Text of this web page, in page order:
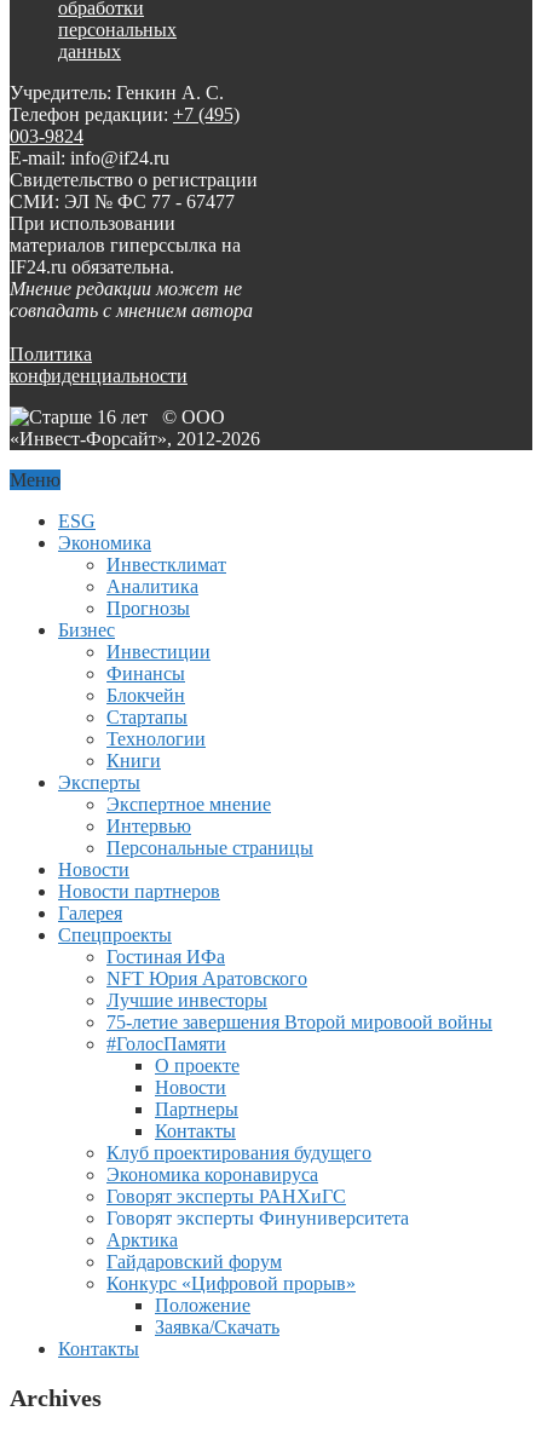
обработки
персональных
данных
Учредитель: Генкин А. С.
Телефон редакции: +7 (495)
003-9824
E-mail: info@if24.ru
Свидетельство о регистрации
СМИ: ЭЛ № ФС 77 - 67477
При использовании
материалов гиперссылка на
IF24.ru обязательна.
Мнение редакции может не
совпадать с мнением автора
Политика
конфиденциальности
© ООО
«Инвест-Форсайт», 2012-2026
Меню
ESG
Экономика
Инвестклимат
Аналитика
Прогнозы
Бизнес
Инвестиции
Финансы
Блокчейн
Стартапы
Технологии
Книги
Эксперты
Экспертное мнение
Интервью
Персональные страницы
Новости
Новости партнеров
Галерея
Спецпроекты
Гостиная ИФа
NFT Юрия Аратовского
Лучшие инвесторы
75-летие завершения Второй мировоой войны
#ГолосПамяти
О проекте
Новости
Партнеры
Контакты
Клуб проектирования будущего
Экономика коронавируса
Говорят эксперты РАНХиГС
Говорят эксперты Финуниверситета
Арктика
Гайдаровский форум
Конкурс «Цифровой прорыв»
Положение
Заявка/Скачать
Контакты
Archives